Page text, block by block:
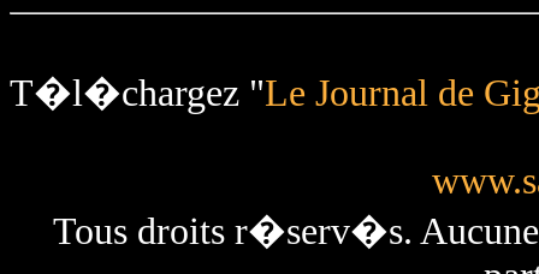
T�l�chargez "Le Journal de
Tous droits r�serv�s.